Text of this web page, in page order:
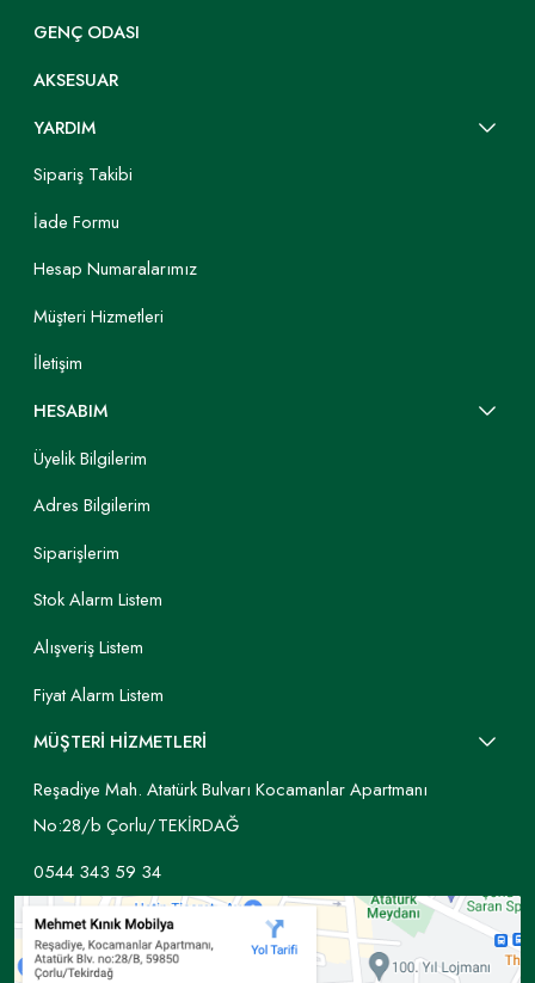
GENÇ ODASI
AKSESUAR
YARDIM
Sipariş Takibi
İade Formu
Hesap Numaralarımız
Müşteri Hizmetleri
İletişim
HESABIM
Üyelik Bilgilerim
Adres Bilgilerim
Siparişlerim
Stok Alarm Listem
Alışveriş Listem
Fiyat Alarm Listem
MÜŞTERİ HİZMETLERİ
Reşadiye Mah. Atatürk Bulvarı Kocamanlar Apartmanı
No:28/b Çorlu/TEKİRDAĞ
0544 343 59 34